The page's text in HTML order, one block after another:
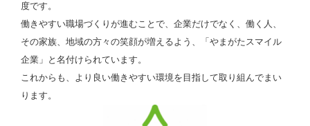
度です。
働きやすい職場づくりが進むことで、企業だけでなく、働く人、
その家族、地域の方々の笑顔が増えるよう、「やまがたスマイル
企業」と名付けられています。
これからも、より良い働きやすい環境を目指して取り組んでまい
ります。